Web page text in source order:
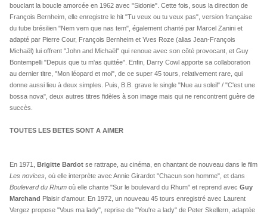
bouclant la boucle amorcée en 1962 avec "Sidonie". Cette fois, sous la direction de
François Bernheim, elle enregistre le hit "Tu veux ou tu veux pas", version française
du tube brésilien "Nem vem que nas tem", également chanté par Marcel Zanini et
adapté par Pierre Cour, François Bernheim et Yves Roze (alias Jean-François
Michaël) lui offrent "John and Michaël" qui renoue avec son côté provocant, et Guy
Bontempelli "Depuis que tu m'as quittée". Enfin, Darry Cowl apporte sa collaboration
au dernier titre, "Mon léopard et moi", de ce super 45 tours, relativement rare, qui
donne aussi lieu à deux simples. Puis, B.B. grave le single "Nue au soleil" / "C'est une
bossa nova", deux autres titres fidèles à son image mais qui ne rencontrent guère de
succès.
TOUTES LES BETES SONT A AIMER
En 1971, Brigitte Bardot se rattrape, au cinéma, en chantant de nouveau dans le film
Les novices , où elle interprète avec Annie Girardot "Chacun son homme", et dans
Boulevard du Rhum où elle chante "Sur le boulevard du Rhum" et reprend avec Guy
Marchand Plaisir d'amour. En 1972, un nouveau 45 tours enregistré avec Laurent
Vergez propose "Vous ma lady", reprise de "You're a lady" de Peter Skellern, adaptée